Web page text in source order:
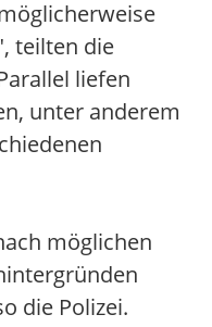
teilten die
liefen
unter anderem
möglichen
die Polizei.